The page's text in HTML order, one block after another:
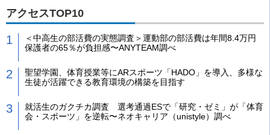
アクセスTOP10
＜中高生の部活費の実態調査＞運動部の部活費は年間8.4万円
保護者の65％が負担感〜ANYTEAM調べ
聖望学園、体育授業等にARスポーツ「HADO」を導入、多様な
生徒が活躍できる教育環境の構築を目指す
就活生のガクチカ調査 選考通過ESで「研究・ゼミ」が「体育
会・スポーツ」を逆転〜ネオキャリア（unistyle）調べ